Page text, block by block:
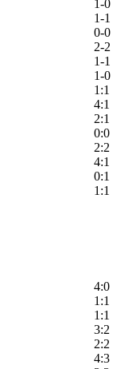
1-0
1-1
0-0
2-2
1-1
1-0
1:1
4:1
2:1
0:0
2:2
4:1
0:1
1:1
4:0
1:1
1:1
3:2
2:2
4:3